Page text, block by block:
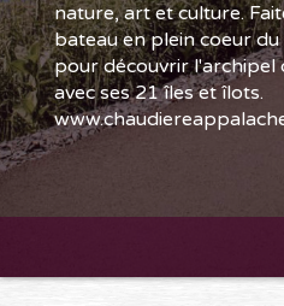
nature, art et culture.
bateau en plein coeur
pour découvrir l'archipel
avec ses 21 îles et îlots.